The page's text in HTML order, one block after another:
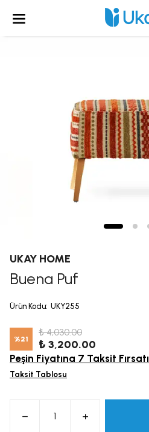
UKAY HOME
Buena Puf
Ürün Kodu: UKY255
%21
₺ 4,030.00
₺ 3,200.00
Peşin Fiyatına 7 Taksit Fırsatı
Taksit Tablosu